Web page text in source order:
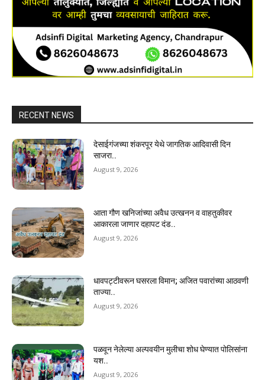
RECENT NEWS
देसाईगंजच्या शंकरपूर येथे जागतिक आदिवासी दिन
साजरा..
August 9, 2026
आता गौण खनिजांच्या अवैध उत्खनन व वाहतुकीवर
आकारला जाणार दहापट दंड..
August 9, 2026
धावपट्टीवरून घसरला विमान; अजित पवारांच्या आठवणी
ताज्या..
August 9, 2026
पळवून नेलेल्या अल्पवयीन मुलीचा शोध घेण्यात पोलिसांना
यश..
August 9, 2026